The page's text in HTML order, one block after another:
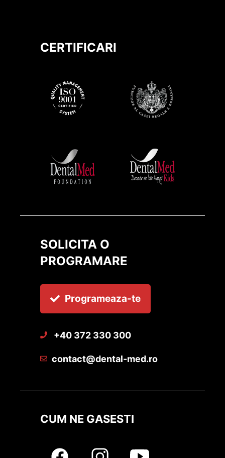
CERTIFICARI
SOLICITA O
PROGRAMARE
Programeaza-te
+40 372 330 300
contact@dental-med.ro
CUM NE GASESTI